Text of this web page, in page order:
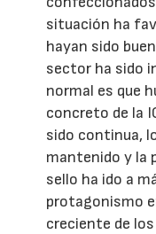
situación ha
hayan sido
sector ha sido
normal es que
concreto de la
sido continua,
mantenido y la
sello ha ido a
protagonismo
creciente de